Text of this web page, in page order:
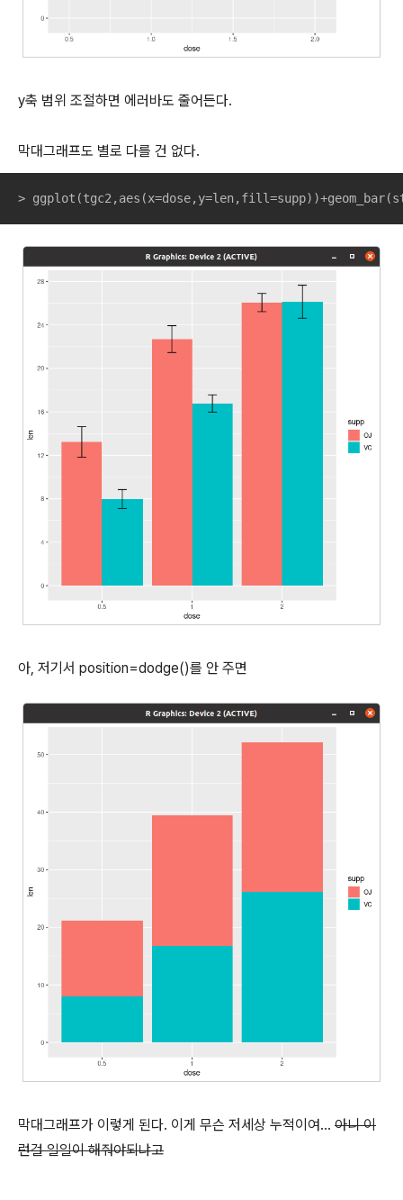
y축 범위 조절하면 에러바도 줄어든다.
막대그래프도 별로 다를 건 없다.
>
아, 저기서 position=dodge()를 안 주면
막대그래프가 이렇게 된다. 이게 무슨 저세상 누적이여... 아니 이
런걸 일일이 해줘야되냐고